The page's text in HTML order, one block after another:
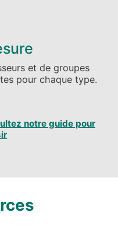
et de groupes
pour chaque type.
notre guide pour